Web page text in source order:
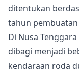
ditentukan
tahun
Di Nusa
dibagi menjadi
kendaraan roda